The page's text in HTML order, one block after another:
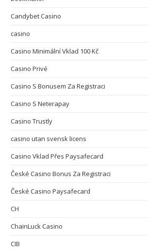
Candybet Casino
casino
Casino Minimální Vklad 100 Kč
Casino Privé
Casino S Bonusem Za Registraci
Casino S Neterapay
Casino Trustly
casino utan svensk licens
Casino Vklad Přes Paysafecard
České Casino Bonus Za Registraci
České Casino Paysafecard
CH
ChainLuck Casino
CIB